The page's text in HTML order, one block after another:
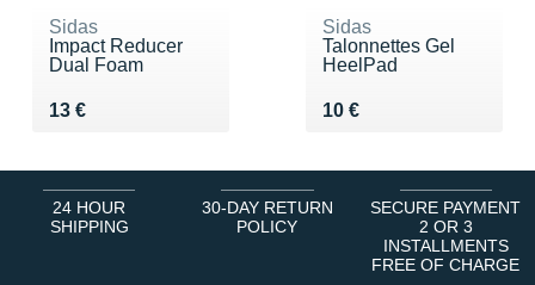
Sidas
Impact Reducer
Dual Foam
13 €
Vendu 13 €
Sidas
Talonnettes Gel
HeelPad
10 €
Vendu 10 €
24 HOUR
SHIPPING
30-DAY RETURN
POLICY
SECURE PAYMENT
2 OR 3
INSTALLMENTS
FREE OF CHARGE